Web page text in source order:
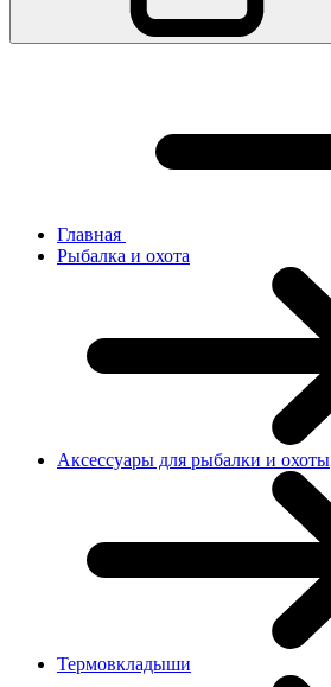
Главная
Рыбалка и охота
Аксессуары для рыбалки и охоты
Термовкладыши